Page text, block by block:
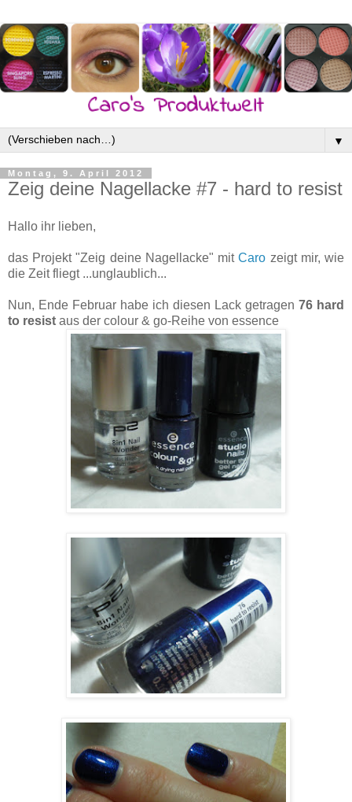
▼
Montag, 9. April 2012
Zeig deine Nagellacke #7 - hard to resist
Hallo ihr lieben,
das Projekt "Zeig deine Nagellacke" mitCaro zeigt mir, wie
die Zeit fliegt ...unglaublich...
Nun, Ende Februar habe ich diesen Lack getragen 76 hard
to resist aus der colour & go-Reihe von essence